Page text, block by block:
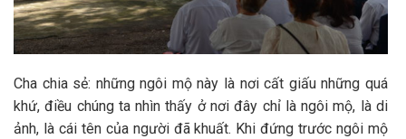
Cha chia sẻ: những ngôi mộ này là nơi cất giấu những quá
khứ, điều chúng ta nhìn thấy ở nơi đây chỉ là ngôi mộ, là di
ảnh, là cái tên của người đã khuất. Khi đứng trước ngôi mộ